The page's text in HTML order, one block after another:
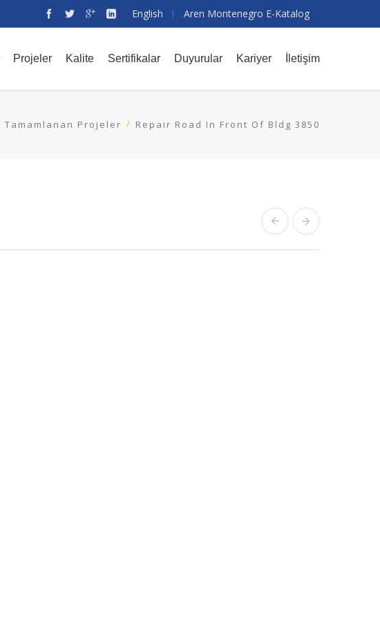
English Aren Montenegro E-Katalog
Projeler Kalite Sertifikalar Duyurular Kariyer İletişim
Tamamlanan Projeler Repair Road In Front Of Bldg 3850